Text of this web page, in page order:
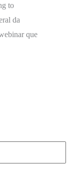
to
da
que